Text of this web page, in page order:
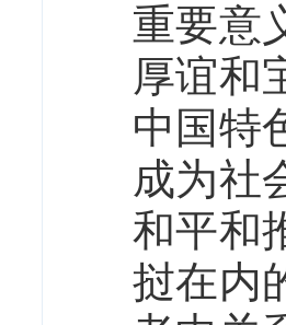
重要意
厚谊和
中国特
成为社
和平和
挝在内